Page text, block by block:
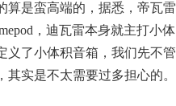
算是蛮高端的，据悉，帝瓦雷
，迪瓦雷本身就主打小体
义了小体积音箱，我们先不管
实是不太需要过多担心的。